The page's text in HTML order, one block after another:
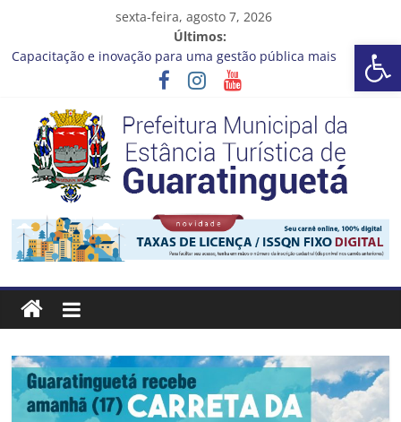
Barra de Ferramentas Aberta
sexta-feira, agosto 7, 2026
Últimos:
Capacitação e inovação para uma gestão pública mais
Seu próximo emprego pode estar mais perto do que você
imagina
Novo curso no Qualifica Guará
Prefeitura de Guaratinguetá divulga novo cronograma dos
editais da PNAB
Guaratinguetá realizará ação de vacinação contra a Febre
Amarela na região da Rocinha
Prefeitura
Estância
Turística
Guaratinguetá
Prefeitura